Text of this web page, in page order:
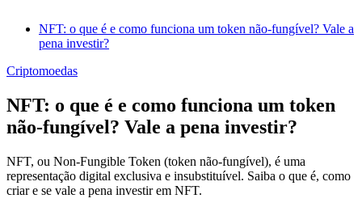
NFT: o que é e como funciona um token não-fungível? Vale a
pena investir?
Criptomoedas
NFT: o que é e como funciona um token
não-fungível? Vale a pena investir?
NFT, ou Non-Fungible Token (token não-fungível), é uma
representação digital exclusiva e insubstituível. Saiba o que é, como
criar e se vale a pena investir em NFT.